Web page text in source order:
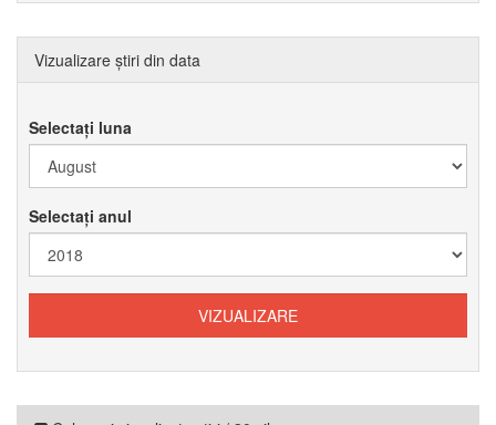
Vizualizare știri din data
Selectați luna
Selectați anul